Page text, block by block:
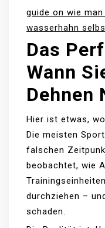
guide on wie
wasserhahn
Das
Wann
Dehnen
Hier ist etwas,
Die meisten
falschen
beobachtet, wie
durchziehen –
schaden.